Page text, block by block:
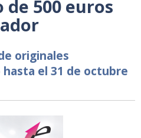
500 euros
originales
el 31 de octubre